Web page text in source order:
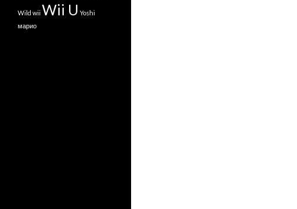
Wild wii Wii U Yoshi
марио